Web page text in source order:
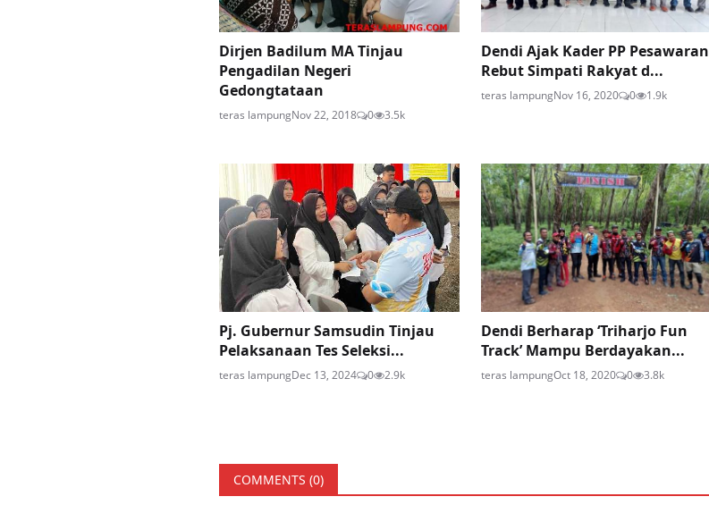
Dirjen Badilum MA Tinjau
Pengadilan Negeri
Gedongtataan
teras lampungNov 22, 2018 0 3.5k
Dendi Ajak Kader PP Pesawaran
Rebut Simpati Rakyat d...
teras lampungNov 16, 2020 0 1.9k
Pj. Gubernur Samsudin Tinjau
Pelaksanaan Tes Seleksi...
teras lampungDec 13, 2024 0 2.9k
Dendi Berharap ‘Triharjo Fun
Track’ Mampu Berdayakan...
teras lampungOct 18, 2020 0 3.8k
COMMENTS (0)